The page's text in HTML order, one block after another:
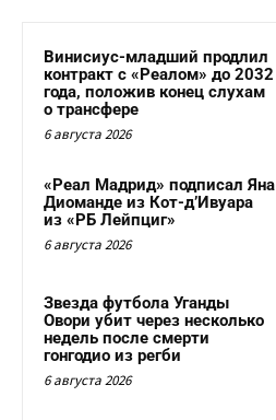
Винисиус-младший продлил
контракт с «Реалом» до 2032
года, положив конец слухам
о трансфере
6 августа 2026
«Реал Мадрид» подписал Яна
Диоманде из Кот-д’Ивуара
из «РБ Лейпциг»
6 августа 2026
Звезда футбола Уганды
Овори убит через несколько
недель после смерти
гонгодио из регби
6 августа 2026